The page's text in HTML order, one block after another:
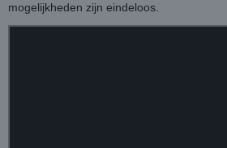
mogelijkheden zijn eindeloos.